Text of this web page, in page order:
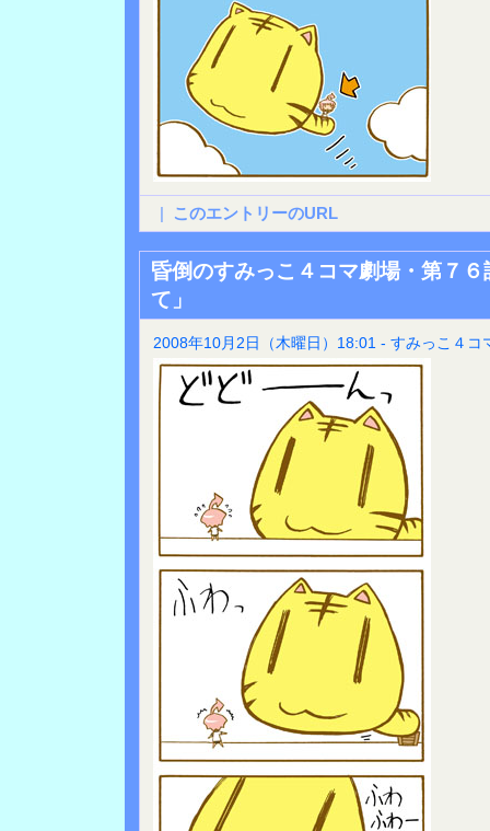
| このエントリーのURL
昏倒のすみっこ４コマ劇場・第７
て」
2008年10月2日（木曜日）18:01 - すみっこ４コ